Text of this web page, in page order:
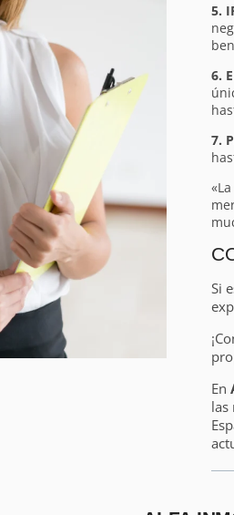
5.
6.
7.
Si
En
las